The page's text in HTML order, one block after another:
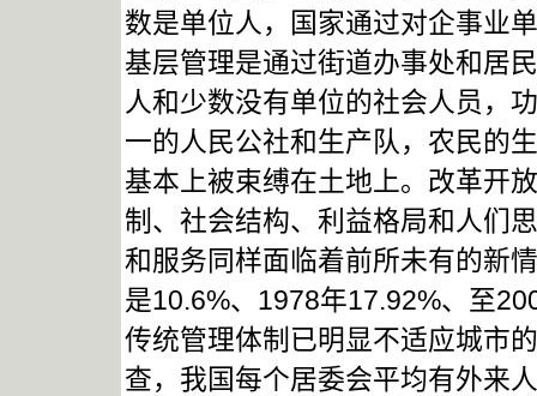
数是单位人，国家通过对企事业
基层管理是通过街道办事处和居
人和少数没有单位的社会人员，
一的人民公社和生产队，农民的
基本上被束缚在土地上。改革开
制、社会结构、利益格局和人们
和服务同样面临着前所未有的新
是10.6%、1978年17.92%、至
传统管理体制已明显不适应城市
查，我国每个居委会平均有外来